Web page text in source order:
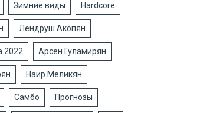
Зимние виды Hardcore
Лендруш Акопян
2022 Арсен Гуламирян
Наир Меликян
Самбо Прогнозы